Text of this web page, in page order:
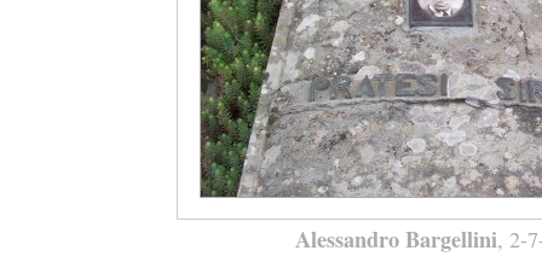
Alessandro Bargellini, 2-